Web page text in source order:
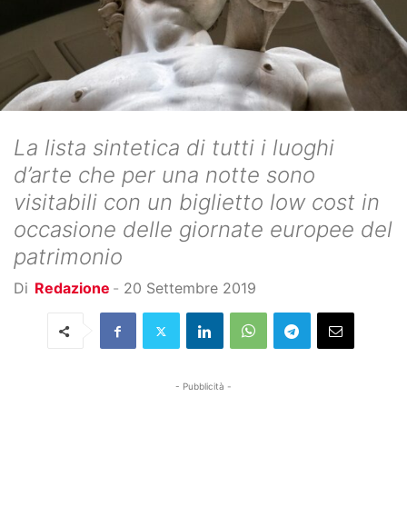
La lista sintetica di tutti i luoghi
d’arte che per una notte sono
visitabili con un biglietto low cost in
occasione delle giornate europee del
patrimonio
Di Redazione - 20 Settembre 2019
- Pubblicità -